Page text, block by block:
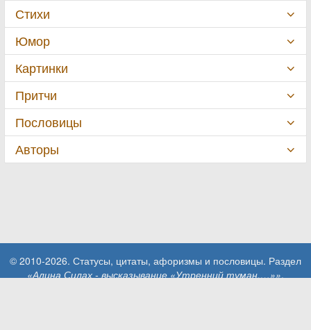
Стихи
Юмор
Картинки
Притчи
Пословицы
Авторы
© 2010-2026. Статусы, цитаты, афоризмы и пословицы. Раздел
«Алина Силах - высказывание «Утренний туман.…»».